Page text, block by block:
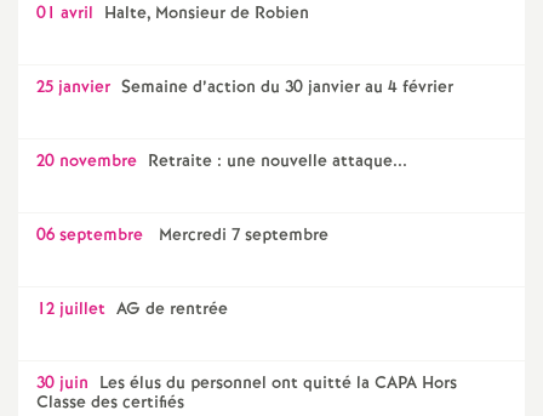
01 avril Halte, Monsieur de Robien
25 janvier Semaine d’action du 30 janvier au 4 février
20 novembre Retraite : une nouvelle attaque...
06 septembre Mercredi 7 septembre
12 juillet AG de rentrée
30 juin Les élus du personnel ont quitté la CAPA Hors
Classe des certifiés